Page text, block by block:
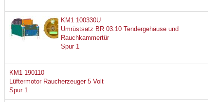
KM1 100330U
Umrüstsatz BR 03.10 Tendergehäuse und
Rauchkammertür
Spur 1
KM1 190110
Lüftermotor Raucherzeuger 5 Volt
Spur 1